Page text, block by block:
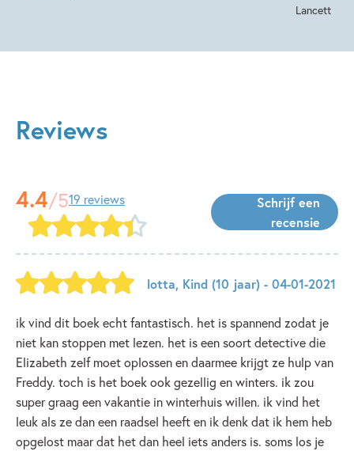
Lancett
Reviews
4.4/519 reviews
Schrijf een
recensie
lotta, Kind (10 jaar) - 04-01-2021
ik vind dit boek echt fantastisch. het is spannend zodat je
niet kan stoppen met lezen. het is een soort detective die
Elizabeth zelf moet oplossen en daarmee krijgt ze hulp van
Freddy. toch is het boek ook gezellig en winters. ik zou
super graag een vakantie in winterhuis willen. ik vind het
leuk als ze dan een raadsel heeft en ik denk dat ik hem heb
opgelost maar dat het dan heel iets anders is. soms los je